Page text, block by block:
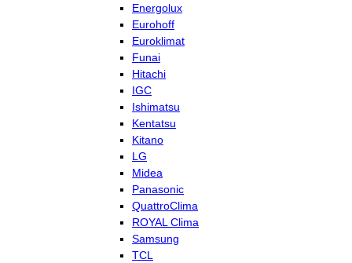
Energolux
Eurohoff
Euroklimat
Funai
Hitachi
IGC
Ishimatsu
Kentatsu
Kitano
LG
Midea
Panasonic
QuattroClima
ROYAL Clima
Samsung
TCL